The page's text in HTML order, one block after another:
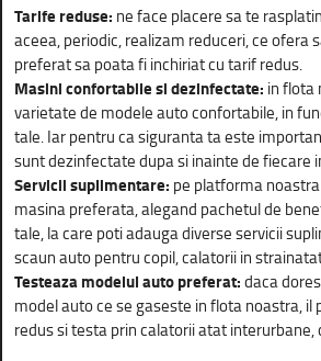
Tarife reduse: ne face placere sa te
aceea, periodic, realizam reduceri, ce ofera
preferat sa poata fi inchiriat cu tarif redus.
Masini confortabile si dezinfectate: in flota
varietate de modele auto confortabile, in
tale. Iar pentru ca siguranta ta este
sunt dezinfectate dupa si inainte de fiecare
Servicii suplimentare: pe platforma
masina preferata, alegand pachetul de
tale, la care poti adauga diverse servicii
scaun auto pentru copil, calatorii in
Testeaza modelul auto preferat:daca
model auto ce se gaseste in flota noastra, il
redus si testa prin calatorii atat